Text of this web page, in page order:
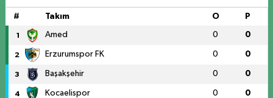
# Takım O P
1 Amed 0 0
2 Erzurumspor FK 0 0
3 Başakşehir 0 0
4 Kocaelispor 0 0